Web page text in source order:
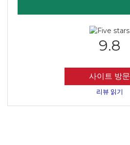
9.8
사이트 방문
리뷰 읽기